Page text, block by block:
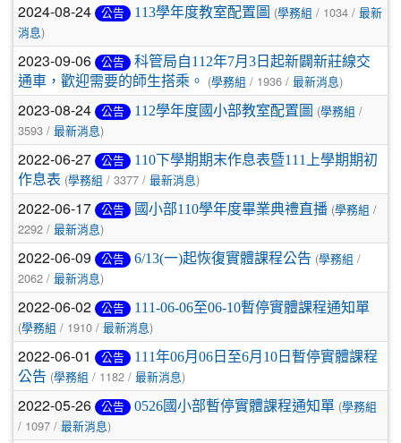
2024-08-24 公告 113學年度教室配置圖 (學務組 / 1034 / 最新
消息)
2023-09-06 公告
科管局自112年7月3日起新闢新莊線交
通車，歡迎需要的師生搭乘。
(學務組 / 1936 / 最新消息)
2023-08-24 公告 112學年度國小部教室配置圖 (學務組 /
3593 / 最新消息)
2022-06-27 公告
110下學期期末作息表暨111上學期期初
作息表 (學務組 / 3377 / 最新消息)
2022-06-17 公告 國小部110學年度畢業典禮直播 (學務組 /
2292 / 最新消息)
2022-06-09 公告 6/13(一)起恢復實體課程公告 (學務組 /
2062 / 最新消息)
2022-06-02 公告 111-06-06至06-10暫停實體課程通知單
(學務組 / 1910 / 最新消息)
2022-06-01 公告
111年06月06日至6月10日暫停實體課程
公告 (學務組 / 1182 / 最新消息)
2022-05-26 公告 0526國小部暫停實體課程通知單 (學務組
/ 1097 / 最新消息)